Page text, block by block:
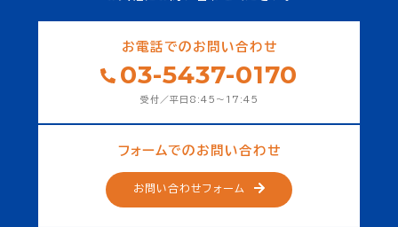
お電話でのお問い合わせ
03-5437-0170
受付／平日8:45～17:45
フォームでのお問い合わせ
お問い合わせフォーム